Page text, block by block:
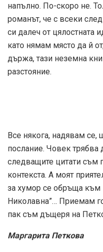
напълно. По-скоро не.
романът, че с всеки
си далеч от цялостната
като нямам място да й
държа, тази неземна
разстояние.
Все някога, надявам се,
послание. Човек
следващите цитати съм
контекста. А моят
за хумор се обръща към
Николавна”… Приемам
пак съм дъщеря на
Маргарита Петкова